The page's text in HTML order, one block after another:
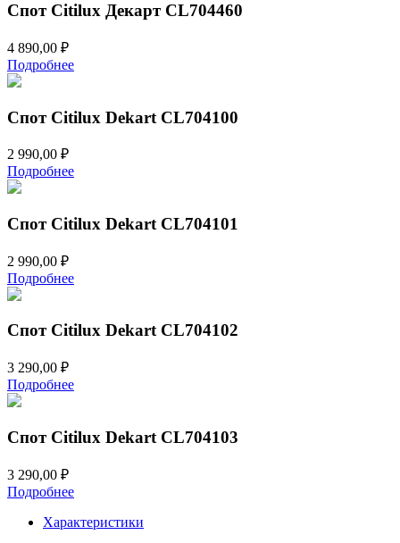
Спот Citilux Декарт CL704460
4 890,00 ₽
Подробнее
Спот Citilux Dekart CL704100
2 990,00 ₽
Подробнее
Спот Citilux Dekart CL704101
2 990,00 ₽
Подробнее
Спот Citilux Dekart CL704102
3 290,00 ₽
Подробнее
Спот Citilux Dekart CL704103
3 290,00 ₽
Подробнее
Характеристики